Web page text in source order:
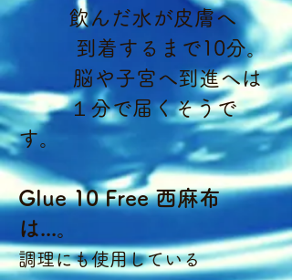
飲んだ水が皮膚へ
到着するまで10分。
脳や子宮へ到進へは
１分で届くそうで
す。
Glue 10 Free 西麻布
は...。
調理にも使用している